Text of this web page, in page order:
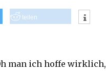
teilen
man ich hoffe wirklich,